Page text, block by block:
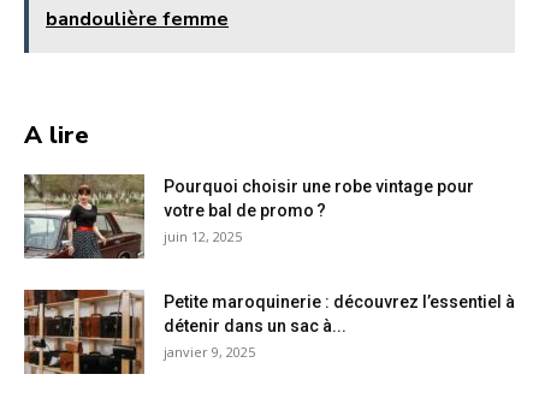
bandoulière femme
A lire
Pourquoi choisir une robe vintage pour
votre bal de promo ?
juin 12, 2025
Petite maroquinerie : découvrez l’essentiel à
détenir dans un sac à...
janvier 9, 2025